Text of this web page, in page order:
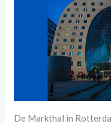
De Markthal in